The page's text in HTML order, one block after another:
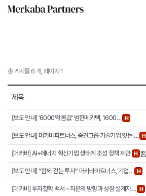
투자현황
소식
로그인
총 게시물 6 개, 페이지 1
제목
[보도 안내] '6000억 몸값' 범한메카텍, 1600… H
[보도 안내] 머카바파트너스, 중견그룹·기술기업 잇는 … H
[머카바] AI+에너지 혁신기업 생태계 조성 정책 제안 H
[보도 안내] “함께 걷는 투자” 머카바파트너스, 기업… H
[머카바] 투자철학 백서 – 자본의 방향과 성장 설계자… H